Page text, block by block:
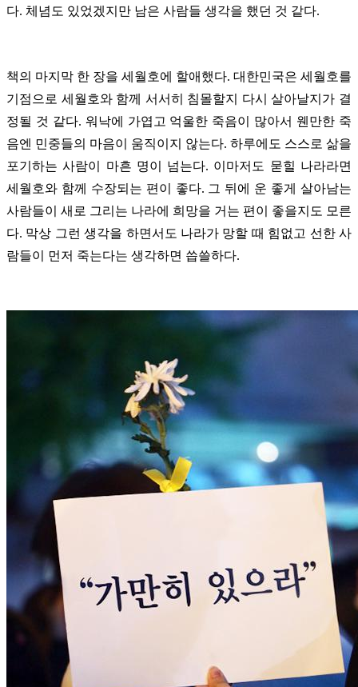
다. 체념도 있었겠지만 남은 사람들 생각을 했던 것 같다.
책의 마지막 한 장을 세월호에 할애했다. 대한민국은 세월호를
기점으로 세월호와 함께 서서히 침몰할지 다시 살아날지가 결
정될 것 같다. 워낙에 가엽고 억울한 죽음이 많아서 웬만한 죽
음엔 민중들의 마음이 움직이지 않는다. 하루에도 스스로 삶을
포기하는 사람이 마흔 명이 넘는다. 이마저도 묻힐 나라라면
세월호와 함께 수장되는 편이 좋다. 그 뒤에 운 좋게 살아남는
사람들이 새로 그리는 나라에 희망을 거는 편이 좋을지도 모른
다. 막상 그런 생각을 하면서도 나라가 망할 때 힘없고 선한 사
람들이 먼저 죽는다는 생각하면 씁쓸하다.